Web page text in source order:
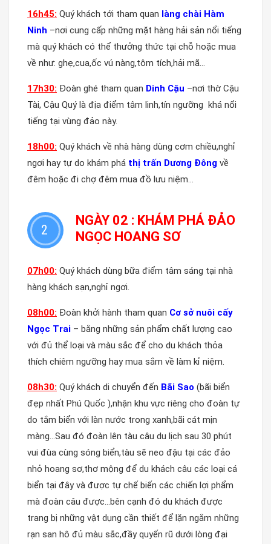
16h45: Quý khách tới tham quan làng chài Hàm
Ninh –nơi cung cấp những mặt hàng hải sản nổi tiếng
mà quý khách có thể thưởng thức tại chỗ hoặc mua
về như: ghẹ,cua,ốc vú nàng,tôm tích,hải mã…
17h30: Đoàn ghé tham quan Dinh Cậu –nơi thờ Cậu
Tài, Cậu Quý là địa điểm tâm linh,tín ngưỡng khá nổi
tiếng tại vùng đảo này.
18h00: Quý khách về nhà hàng dùng cơm chiều,nghỉ
ngơi hay tự do khám phá thị trấn Dương Đông về
đêm hoặc đi chợ đêm mua đồ lưu niệm…
2
NGÀY 02 : KHÁM PHÁ ĐẢO
NGỌC HOANG SƠ
07h00: Quý khách dùng bữa điểm tâm sáng tại nhà
hàng khách sạn,nghỉ ngơi.
08h00: Đoàn khởi hành tham quan Cơ sở nuôi cấy
Ngọc Trai – bằng những sản phẩm chất lượng cao
với đủ thể loại và màu sắc để cho du khách thỏa
thích chiêm ngưỡng hay mua sắm về làm kỉ niệm.
08h30: Quý khách di chuyển đến Bãi Sao (bãi biển
đẹp nhất Phú Quốc ),nhận khu vực riêng cho đoàn tự
do tắm biển với làn nước trong xanh,bãi cát mịn
màng…Sau đó đoàn lên tàu câu du lịch sau 30 phút
vui đùa cùng sóng biển,tàu sẽ neo đậu tại các đảo
nhỏ hoang sơ,thơ mộng để du khách câu các loại cá
biển tại đây và được tự chế biến các chiến lợi phẩm
mà đoàn câu được…bên cạnh đó du khách được
trang bị những vật dụng cần thiết để lặn ngắm những
rạn san hô đủ màu sắc,đầy quyến rũ dưới lòng đại